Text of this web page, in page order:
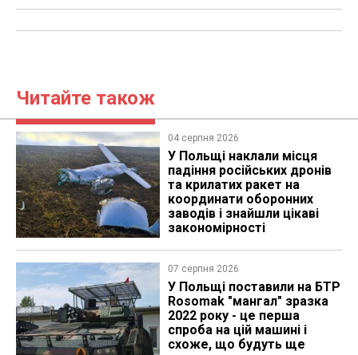
Читайте також
04 серпня 2026
У Польщі наклали місця
падіння російських дронів
та крилатих ракет на
координати оборонних
заводів і знайшли цікаві
закономірності
07 серпня 2026
У Польщі поставили на БТР
Rosomak "мангал" зразка
2022 року - це перша
спроба на цій машині і
схоже, що будуть ще